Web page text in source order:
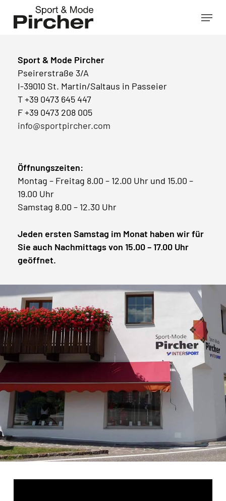
main
Menu
Sport & Mode Pircher
Pseirerstraße 3/A
I-39010 St. Martin/Saltaus in Passeier
T +39 0473 645 447
F +39 0473 208 005
info@sportpircher.com
Öffnungszeiten:
Montag – Freitag 8.00 – 12.00 Uhr und 15.00 –
19.00 Uhr
Samstag 8.00 – 12.30 Uhr
Jeden ersten Samstag im Monat haben wir für
Sie auch Nachmittags von 15.00 – 17.00 Uhr
geöffnet.